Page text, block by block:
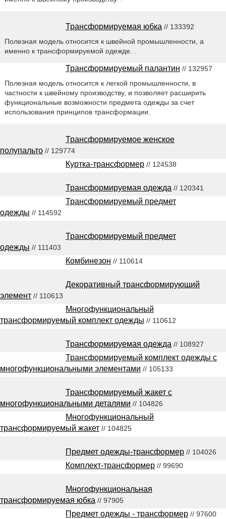
Трансформируемая юбка // 133392
Полезная модель относится к швейной промышленности, а
именно к трансформируемой одежде. .
Трансформируемый палантин // 132957
Полезная модель относится к легкой промышленности, в
частности к швейному производству, и позволяет расширить
функциональные возможности предмета одежды за счет
использования принципов трансформации.
Трансформируемое женское
полупальто // 129774
Куртка-трансформер // 124538
Трансформируемая одежда // 120341
Трансформируемый предмет
одежды // 114592
Трансформируемый предмет
одежды // 111403
Комбинезон // 110614
Декоративный трансформирующий
элемент // 110613
Многофункциональный
трансформируемый комплект одежды // 110612
Трансформируемая одежда // 108927
Трансформируемый комплект одежды с
многофункциональными элементами // 105133
Трансформируемый жакет с
многофункциональными деталями // 104826
Многофункциональный
трансформируемый жакет // 104825
Предмет одежды-трансформер // 104026
Комплект-трансформер // 99690
Многофункциональная
трансформируемая юбка // 97905
Предмет одежды - трансформер // 97600